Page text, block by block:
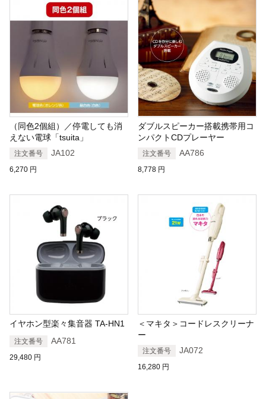
（同色2個組）／停電しても消
えない電球「tsuita」
注文番号 JA102
6,270 円
ダブルスピーカー搭載携帯用コ
ンパクトCDプレーヤー
注文番号 AA786
8,778 円
イヤホン型楽々集音器 TA-HN1
注文番号 AA781
29,480 円
＜マキタ＞コードレスクリーナ
ー
注文番号 JA072
16,280 円